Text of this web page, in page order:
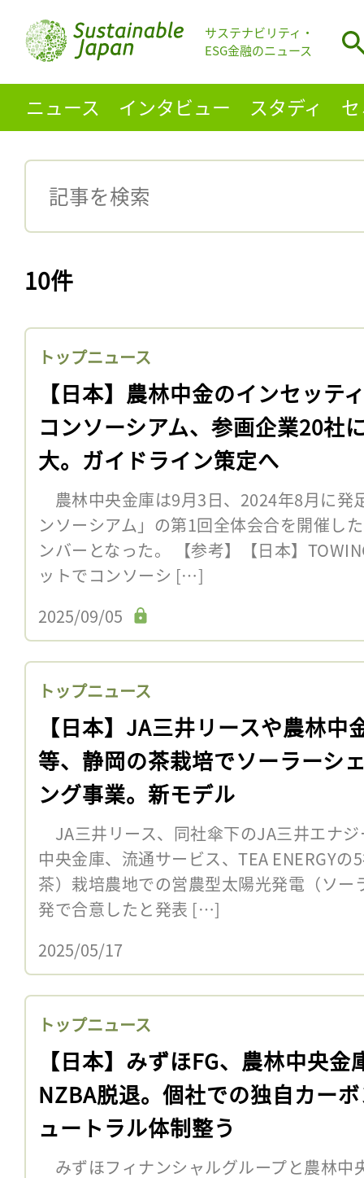
サステナビリティ・
ESG金融のニュース
ニュース インタビュー スタディ
10件
トップニュース
【日本】農林中金のインセッテ
コンソーシアム、参画企業20社
大。ガイドライン策定へ
農林中央金庫は9月3日、2024年8月に発
ンソーシアム」の第1回全体会合を開催し
ンバーとなった。 【参考】【日本】
ットでコンソーシ […]
2025/09/05
トップニュース
【日本】JA三井リースや農林中
等、静岡の茶栽培でソーラーシ
ング事業。新モデル
JA三井リース、同社傘下のJA三井エナ
中央金庫、流通サービス、TEA ENERGY
茶）栽培農地での営農型太陽光発電（ソ
発で合意したと発表 […]
2025/05/17
トップニュース
【日本】みずほFG、農林中央金
NZBA脱退。個社での独自カー
ュートラル体制整う
みずほフィナンシャルグループと農林中